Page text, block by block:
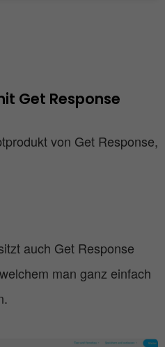
Get Response
von Get Response,
auch Get Response
man ganz einfach